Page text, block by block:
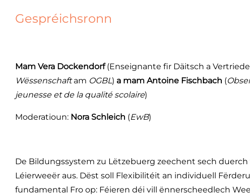
Gespréichsronn
Mam Vera Dockendorf(Enseignante fir Däitsch a
Wëssenschaftam OGBL) a mam Antoine Fischbach (
jeunesse et de la qualité scolaire)
Moderatioun: Nora Schleich (EwB)
De Bildungssystem zu Lëtzebuerg zeechent sech
Léierweeër aus. Dëst soll Flexibilitéit an individuell
fundamental Fro op: Féieren déi vill ënnerscheedlech